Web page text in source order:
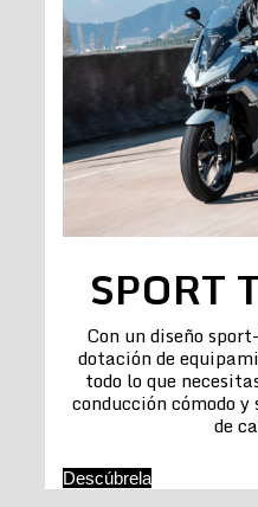
SPORT
Con un diseño
dotación de
todo lo que
conducción cómodo
de
Descúbrela